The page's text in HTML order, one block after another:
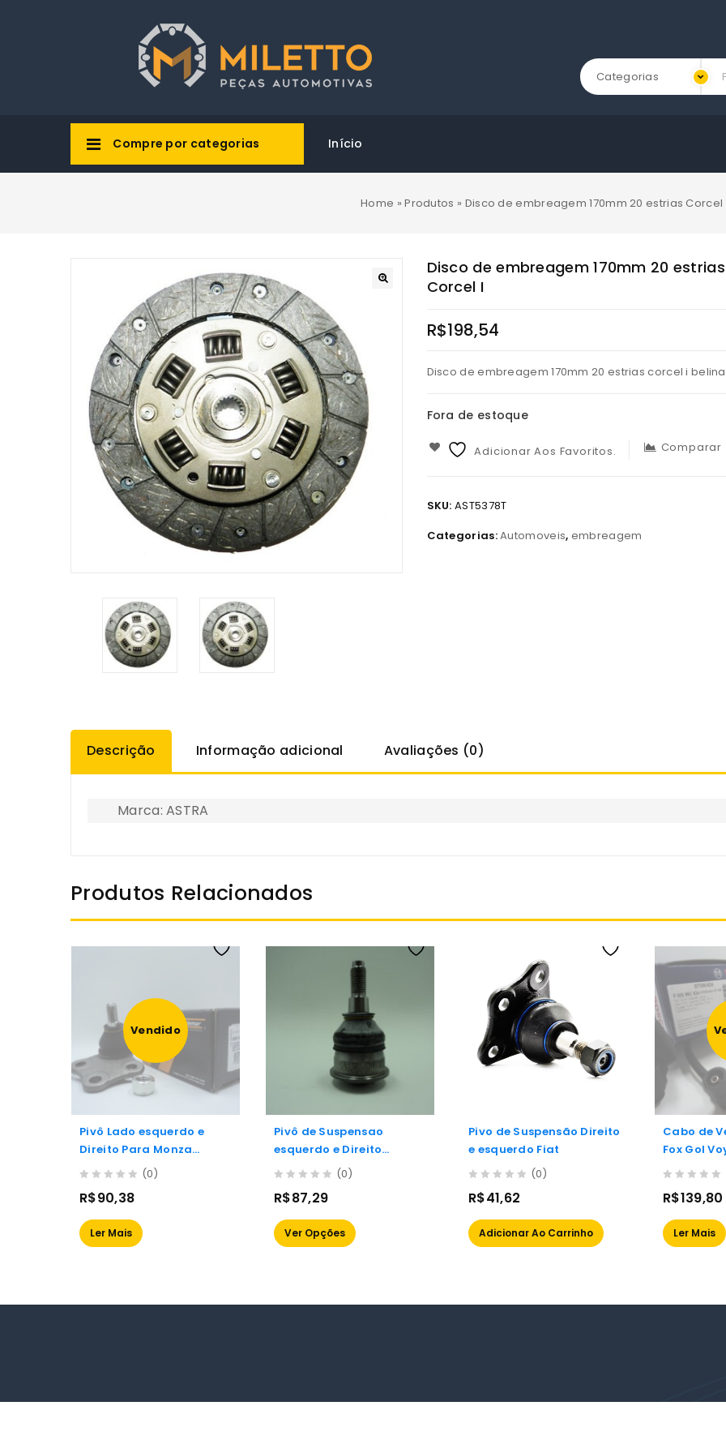
Categorias
Compre por categorias Início
Home »Produtos » Disco de embreagem 170mm 20 estrias Corcel
Disco de embreagem 170mm 20 estrias
Corcel I
R$198,54
Disco de embreagem 170mm 20 estrias corcel i
Fora de estoque
Adicionar Aos Favoritos. Comparar
SKU: AST5378T
Categorias:Automoveis, embreagem
Descrição Informação adicional Avaliações (0)
Marca: ASTRA
Produtos Relacionados
Vendido
Pivô Lado esquerdo e
Direito Para Monza
82/96, Vectra 93/96,
93/96
out
5
(0)
R$90,38
Ler Mais
Pivô de Suspensao
esquerdo e Direito
Viemar Para Gm Corsa
out
5
(0)
R$87,29
Ver Opções
Pivo de Suspensão Direito
e esquerdo Fiat
out
5
(0)
R$41,62
Adicionar Ao Carrinho
Cabo de
Fox Gol
out
5
R$139,80
Ler Mais